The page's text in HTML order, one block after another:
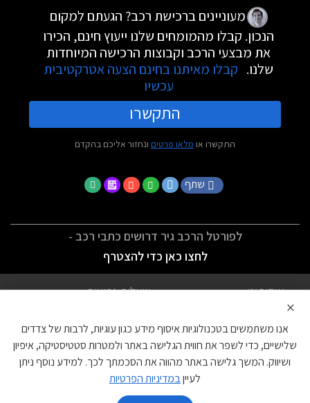
מעוניינים ברכישת רכב? הגעתם למקום
הנכון. קבלו מהמומחים שלנו ייעוץ חינם, הכירו
את מבצעי הרכב וקבוצות הרכישה המיוחדות
שלנו. קבלו מאיתנו בחינם הצעה אטרקטיבית
עכשיו
התקשרו
התקשרו או מלאו פרטים ונחזור אליכם בהקדם
שתף
לפורטל הרכב גיר דרושים כתבי רכב -
לחצו כאן כדי להצטרף
אודותינו
שאלות נפוצות
הצהרת נגישות
צור קשר
עוגיות
×
אנו משתמשים בטכנולוגיות איסוף מידע כגון עוגיות, לרבות של צדדים
שלישיים, כדי לשפר את חווית הגלישה באתר ולמטרות סטטיסטיקה, איפיון
ושיווק. המשך גלישה באתר מהווה את הסכמתך לכך. למידע נוסף ניתן
לעייןבמדיניות הפרטיות